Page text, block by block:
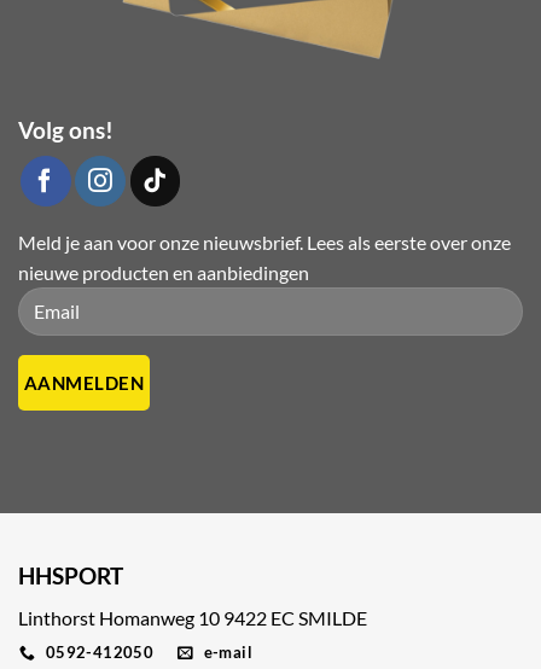
Volg ons!
Meld je aan voor onze nieuwsbrief. Lees als eerste over onze
nieuwe producten en aanbiedingen
Please leave this field empty.
Please leave this field empty.
HHSPORT
Linthorst Homanweg 10 9422 EC SMILDE
0592-412050 e-mail